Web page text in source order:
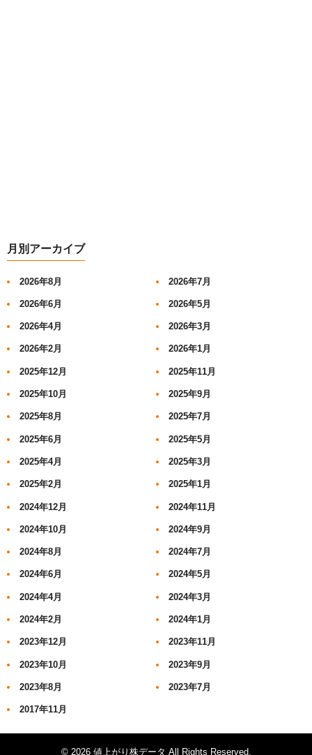
月別アーカイブ
2026年8月 2026年7月
2026年6月 2026年5月
2026年4月 2026年3月
2026年2月 2026年1月
2025年12月 2025年11月
2025年10月 2025年9月
2025年8月 2025年7月
2025年6月 2025年5月
2025年4月 2025年3月
2025年2月 2025年1月
2024年12月 2024年11月
2024年10月 2024年9月
2024年8月 2024年7月
2024年6月 2024年5月
2024年4月 2024年3月
2024年2月 2024年1月
2023年12月 2023年11月
2023年10月 2023年9月
2023年8月 2023年7月
2017年11月
© 2026 値上がり株データ All Rights Reserved.